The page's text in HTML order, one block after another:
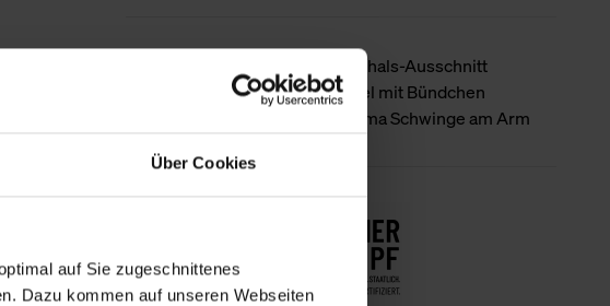
Über Cookies
auf Sie zugeschnittenes
Dazu kommen auf unseren Webseiten
Rundhals-Ausschnitt
Ärmel mit Bündchen
trigema Schwinge am Arm